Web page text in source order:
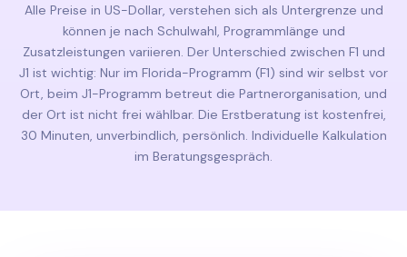
Alle Preise in US-Dollar, verstehen sich als Untergrenze und
können je nach Schulwahl, Programmlänge und
Zusatzleistungen variieren. Der Unterschied zwischen F1 und
J1 ist wichtig: Nur im Florida-Programm (F1) sind wir selbst vor
Ort, beim J1-Programm betreut die Partnerorganisation, und
der Ort ist nicht frei wählbar. Die Erstberatung ist kostenfrei,
30 Minuten, unverbindlich, persönlich. Individuelle Kalkulation
im Beratungsgespräch.